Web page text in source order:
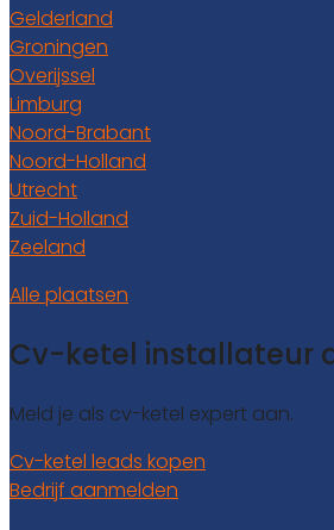
Gelderland
Groningen
Overijssel
Limburg
Noord-Brabant
Noord-Holland
Utrecht
Zuid-Holland
Zeeland
Alle plaatsen
Cv-ketel installateur
Meld je als cv-ketel expert aan.
Cv-ketel leads kopen
Bedrijf aanmelden